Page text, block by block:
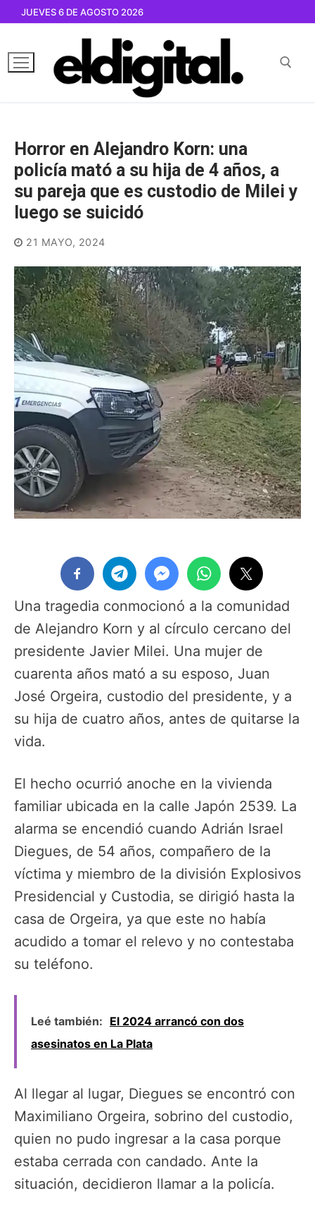
contenido
JUEVES 6 DE AGOSTO 2026
Horror en Alejandro Korn: una
policía mató a su hija de 4 años, a
su pareja que es custodio de Milei y
luego se suicidó
21 MAYO, 2024
Una tragedia conmocionó a la comunidad
de Alejandro Korn y al círculo cercano del
presidente Javier Milei. Una mujer de
cuarenta años mató a su esposo, Juan
José Orgeira, custodio del presidente, y a
su hija de cuatro años, antes de quitarse la
vida.
El hecho ocurrió anoche en la vivienda
familiar ubicada en la calle Japón 2539. La
alarma se encendió cuando Adrián Israel
Diegues, de 54 años, compañero de la
víctima y miembro de la división Explosivos
Presidencial y Custodia, se dirigió hasta la
casa de Orgeira, ya que este no había
acudido a tomar el relevo y no contestaba
su teléfono.
Leé también: El 2024 arrancó con dos
asesinatos en La Plata
Al llegar al lugar, Diegues se encontró con
Maximiliano Orgeira, sobrino del custodio,
quien no pudo ingresar a la casa porque
estaba cerrada con candado. Ante la
situación, decidieron llamar a la policía.